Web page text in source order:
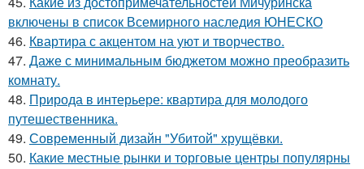
включены в список Всемирного наследия ЮНЕСКО
46. Квартира с акцентом на уют и творчество.
47. Даже с минимальным бюджетом можно преобразить
комнату.
48. Природа в интерьере: квартира для молодого
путешественника.
49. Современный дизайн "Убитой" хрущёвки.
50. Какие местные рынки и торговые центры популярны